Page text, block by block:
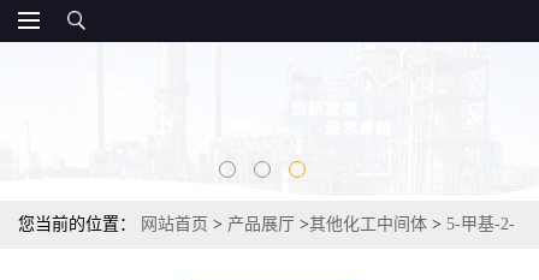
您当前的位置： 网站首页 > 产品展厅 >其他化工中间体 > 5-甲基-2-